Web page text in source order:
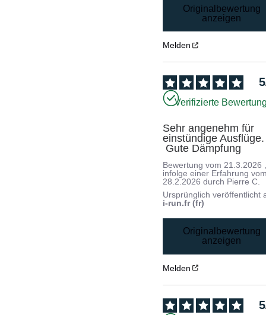
Originalbewertung
anzeigen
Melden
5
Verifizierte
Sehr angenehm für
einstündige Ausflüge.
Gute Dämpfung
Bewertung vom 21.3.2026
infolge einer Erfahrung
28.2.2026 durch Pierre C.
Ursprünglich veröffentlicht
i-run.fr (fr)
Originalbewertung
anzeigen
Melden
5